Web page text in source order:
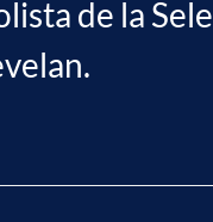
de la